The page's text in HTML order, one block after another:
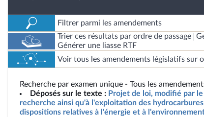
Filtrer parmi les amendements
Trier ces résultats par ordre de passage
Générer une liasse RTF
Voir tous les amendements législatifs sur
Recherche par examen unique - Tous les
Déposés sur le texte : Projet de loi, modifié par
recherche ainsi qu'à l'exploitation des
dispositions relatives à l'énergie et à